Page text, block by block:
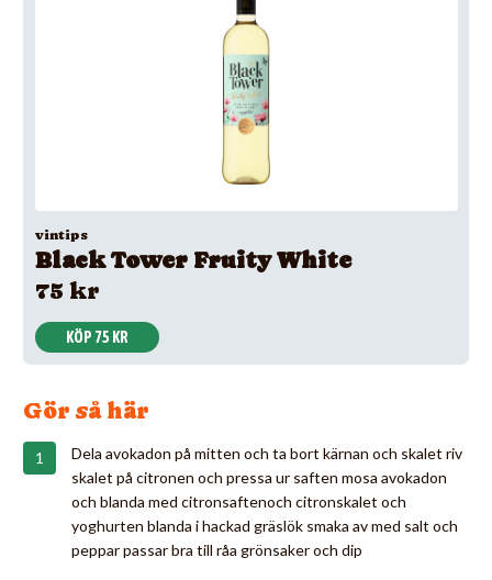
vintips
Black Tower Fruity White
75 kr
KÖP 75 KR
Gör så här
Dela avokadon på mitten och ta bort kärnan och skalet riv
skalet på citronen och pressa ur saften mosa avokadon
och blanda med citronsaftenoch citronskalet och
yoghurten blanda i hackad gräslök smaka av med salt och
peppar passar bra till råa grönsaker och dip